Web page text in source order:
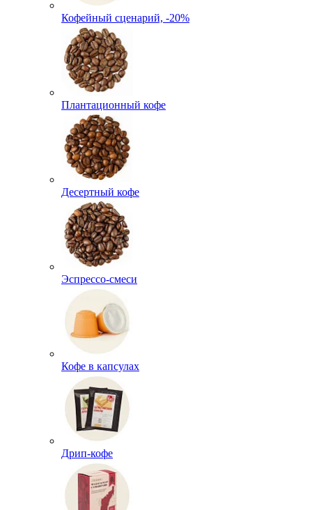
Кофейный сценарий, -20%
Плантационный кофе
Десертный кофе
Эспрессо-смеси
Кофе в капсулах
Дрип-кофе